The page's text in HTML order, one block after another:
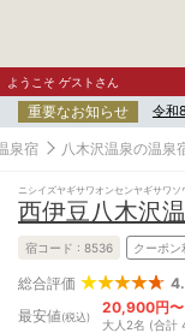
ようこそ ゲストさん
重要なお知らせ 令和
泉宿 八木沢温泉の温泉
ニシイズヤギサワオンセンヤギサワソ
西伊豆八木沢
宿コード : 8536 クーポン
総合評価
最安値(税込)
20,900円〜
大人2名 (合計